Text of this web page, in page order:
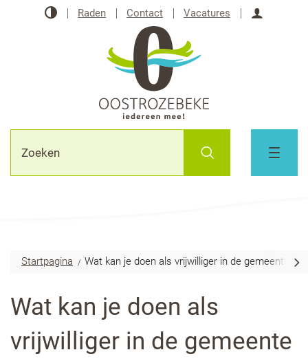
Naar
inhoud
Hoog
Raden Contact
Vacatures
kunnen
MENU
Startpagina Wat kan je doen als vrijwilliger in de gemeente of
Wat kan je doen als
vrijwilliger in de gemeente